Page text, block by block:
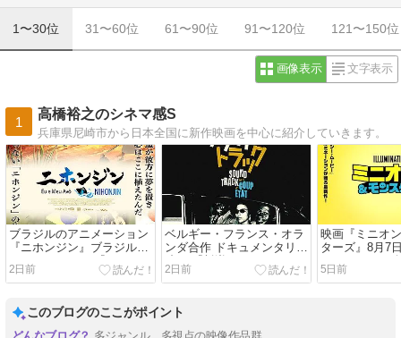
1〜30位 31〜60位 61〜90位 91〜120位 121〜150位
画像表示 文字表示
1
高橋裕之のシネマ感S
兵庫県尼崎市から日本全国に新作映画を中心に紹介していきます。
ブラジルのアニメーション
『ニホンジン』ブラジルの
アニメーション 『ニホンジ
ン』
2日前
ベルギー・フランス・オラ
ンダ合作 ドキュメンタリー
映画 『叛逆のサウンドトラ
ック』８月７日（金）公開
2日前
映画『ミニオ
ターズ』8月7
ロードショー
ゃんも楽しめ
5日前
このブログのここがポイント